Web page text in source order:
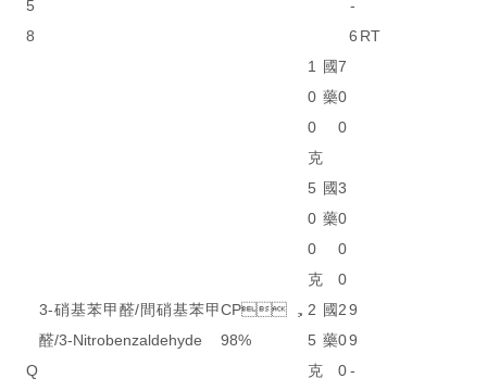
5
8
-
6 RT
1
0
0
克
國
藥
7
0
0
5
0
0
克
國
藥
3
0
0
0
Q
3-硝基苯甲醛/間硝基苯甲
醛/3-Nitrobenzaldehyde
CP，
98%
2
5
克
國
藥
2
0
0
9
9
-